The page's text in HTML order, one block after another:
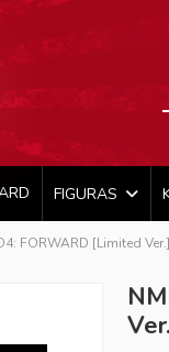
FIGURAS
FORWARD [Limited Ver.]